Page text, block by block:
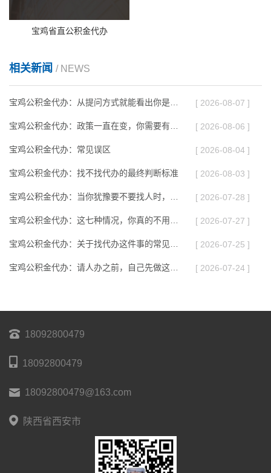
宝鸡省直公积金代办
相关新闻 / NEWS
宝鸡公积金代办：从提问方式就能看出你是否需要帮助 [ 2026-08-07 ]
宝鸡公积金代办：政策一直在变，你需要有人帮你盯着 [ 2026-08-06 ]
宝鸡公积金代办：常见误区 [ 2026-08-04 ]
宝鸡公积金代办：找不找代办的最终判断标准 [ 2026-08-03 ]
宝鸡公积金代办：当你犹豫要不要找人时，先看自己符合这几点吗 [ 2026-07-28 ]
宝鸡公积金代办：这七种情况，你真的不用找代办 [ 2026-07-27 ]
宝鸡公积金代办：关于找代办这件事的常见疑问，一次性说清楚 [ 2026-07-25 ]
宝鸡公积金代办：请人办之前，自己先做这几步 [ 2026-07-24 ]
18092800479
18092800479
18092800479@163.com
陕西省西安市